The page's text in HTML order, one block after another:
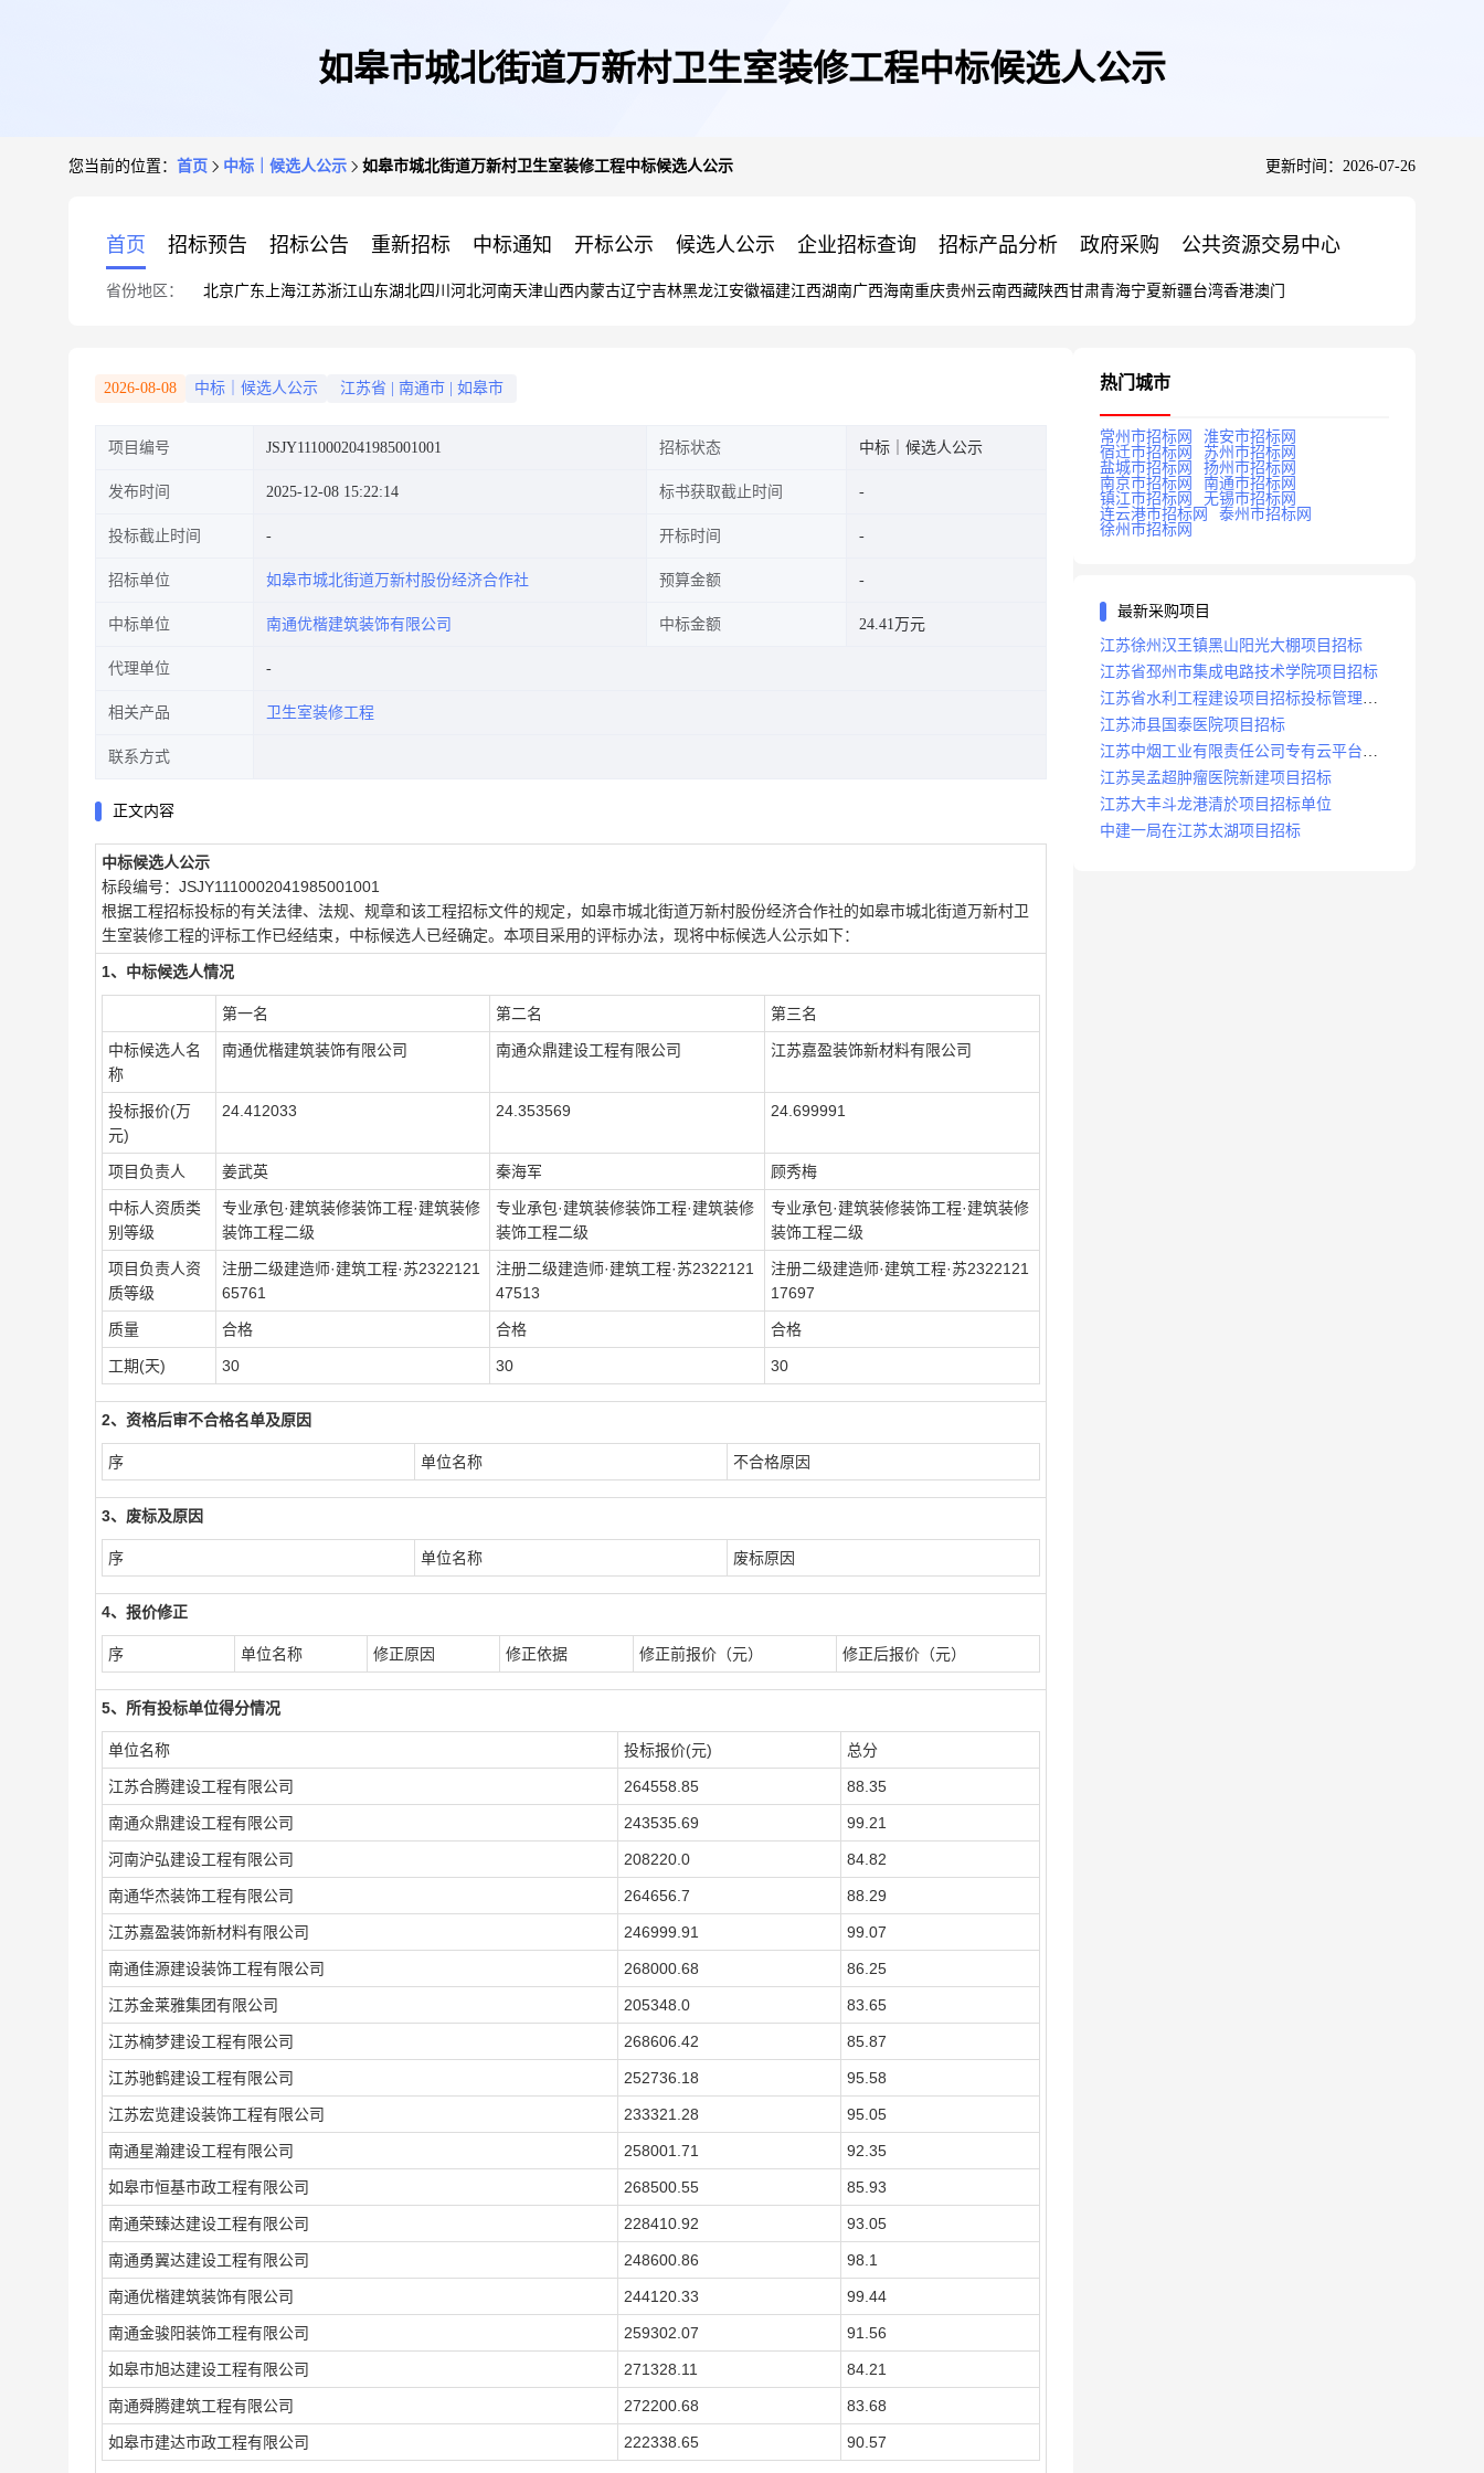
如皋市城北街道万新村卫生室装修工程中标候选人公示
您当前的位置： 首页 中标｜候选人公示 如皋市城北街道万新村卫生室装修工程中标候选人公示 更新时间：2026-07-26
首页 招标预告 招标公告 重新招标 中标通知 开标公示 候选人公示 企业招标查询 招标产品分析 政府采购 公共资源交易中心
省份地区： 北京广东 上海江苏浙江山东湖北四川 河北河南天津山西内蒙古辽宁吉林黑龙江安徽福建江西湖南广西海南重庆贵州 云南西藏陕西甘肃青海宁夏新疆台湾香港澳门
2026-08-08 中标｜候选人公示 江苏省 南通市 如皋市
项目编号 JSJY1110002041985001001 招标状态 中标｜候选人公示
发布时间 2025-12-08 15:22:14 标书获取截止时间
投标截止时间 开标时间
招标单位 如皋市城北街道万新村股份经济合作社 预算金额
中标单位 南通优楷建筑装饰有限公司 中标金额 24.41万元
代理单位
相关产品 卫生室装修工程
联系方式
正文内容
中标候选人公示
标段编号：JSJY1110002041985001001
根据工程招标投标的有关法律、法规、规章和该工程招标文件的规定，如皋市城北街道万新村股份经济合作社的如皋市城北街道万新村卫
生室装修工程的评标工作已经结束，中标候选人已经确定。本项目采用的评标办法，现将中标候选人公示如下：
1、中标候选人情况
第一名 第二名 第三名
中标候选人名
称
南通优楷建筑装饰有限公司 南通众鼎建设工程有限公司 江苏嘉盈装饰新材料有限公司
投标报价(万
元)
24.412033 24.353569 24.699991
项目负责人 姜武英 秦海军 顾秀梅
中标人资质类
别等级
专业承包·建筑装修装饰工程·建筑装修
装饰工程二级
专业承包·建筑装修装饰工程·建筑装修
装饰工程二级
专业承包·建筑装修装饰工程·建筑装修
装饰工程二级
项目负责人资
质等级
注册二级建造师·建筑工程·苏2322121
65761
注册二级建造师·建筑工程·苏2322121
47513
注册二级建造师·建筑工程·苏2322121
17697
质量 合格 合格 合格
工期(天) 30 30 30
2、资格后审不合格名单及原因
序 单位名称 不合格原因
3、废标及原因
序 单位名称 废标原因
4、报价修正
序 单位名称 修正原因 修正依据 修正前报价（元） 修正后报价（元）
5、所有投标单位得分情况
单位名称 投标报价(元) 总分
江苏合腾建设工程有限公司 264558.85 88.35
南通众鼎建设工程有限公司 243535.69 99.21
河南沪弘建设工程有限公司 208220.0 84.82
南通华杰装饰工程有限公司 264656.7 88.29
江苏嘉盈装饰新材料有限公司 246999.91 99.07
南通佳源建设装饰工程有限公司 268000.68 86.25
江苏金莱雅集团有限公司 205348.0 83.65
江苏楠梦建设工程有限公司 268606.42 85.87
江苏驰鹤建设工程有限公司 252736.18 95.58
江苏宏览建设装饰工程有限公司 233321.28 95.05
南通星瀚建设工程有限公司 258001.71 92.35
如皋市恒基市政工程有限公司 268500.55 85.93
南通荣臻达建设工程有限公司 228410.92 93.05
南通勇翼达建设工程有限公司 248600.86 98.1
南通优楷建筑装饰有限公司 244120.33 99.44
南通金骏阳装饰工程有限公司 259302.07 91.56
如皋市旭达建设工程有限公司 271328.11 84.21
南通舜腾建筑工程有限公司 272200.68 83.68
如皋市建达市政工程有限公司 222338.65 90.57
热门城市
常州市招标网
淮安市招标网
宿迁市招标网
苏州市招标网
盐城市招标网
扬州市招标网
南京市招标网
南通市招标网
镇江市招标网
无锡市招标网
连云港市招标网
泰州市招标网
徐州市招标网
最新采购项目
江苏徐州汉王镇黑山阳光大棚项目招标
江苏省邳州市集成电路技术学院项目招标
江苏省水利工程建设项目招标投标管理办
法
江苏沛县国泰医院项目招标
江苏中烟工业有限责任公司专有云平台扩
容项目招标
江苏吴孟超肿瘤医院新建项目招标
江苏大丰斗龙港清於项目招标单位
中建一局在江苏太湖项目招标